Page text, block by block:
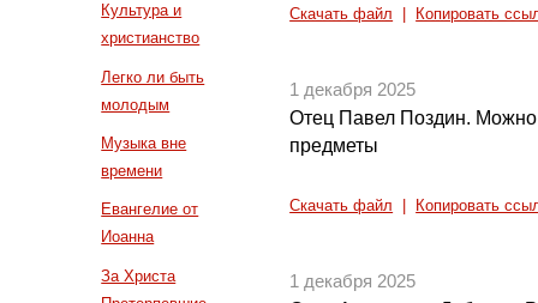
Культура и
христианство
Легко ли быть
молодым
Музыка вне
времени
Евангелие от
Иоанна
За Христа
Скачать файл Копировать
1 декабря 2025
Отец Павел Поздин. Можно
предметы
Скачать файл Копировать
1 декабря 2025